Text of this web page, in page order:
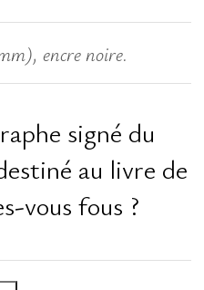
encre noire.
signé du
au livre de
vous fous ?